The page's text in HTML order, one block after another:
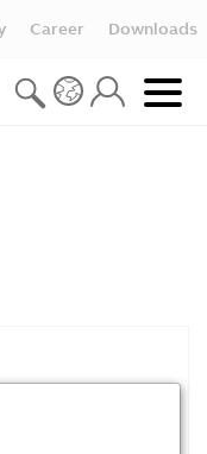
Career Downloads